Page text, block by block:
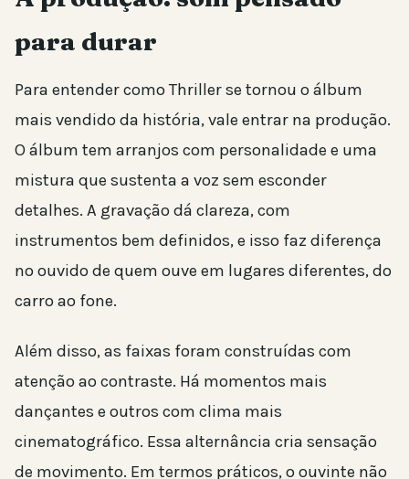
para durar
Para entender como Thriller se tornou o álbum
mais vendido da história, vale entrar na produção.
O álbum tem arranjos com personalidade e uma
mistura que sustenta a voz sem esconder
detalhes. A gravação dá clareza, com
instrumentos bem definidos, e isso faz diferença
no ouvido de quem ouve em lugares diferentes, do
carro ao fone.
Além disso, as faixas foram construídas com
atenção ao contraste. Há momentos mais
dançantes e outros com clima mais
cinematográfico. Essa alternância cria sensação
de movimento. Em termos práticos, o ouvinte não